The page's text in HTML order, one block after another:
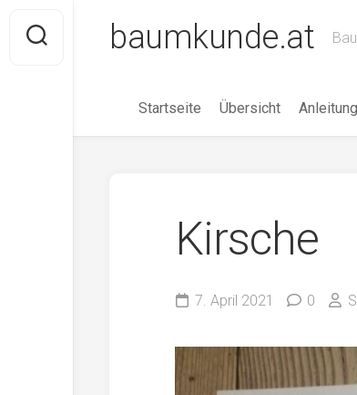
content
baumkunde.at
Startseite Übersicht Anleitung
Kirsche
7. April 2021 0